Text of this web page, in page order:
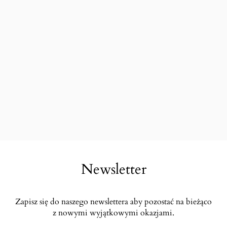
Newsletter
Zapisz się do naszego newslettera aby pozostać na bieżąco
z nowymi wyjątkowymi okazjami.